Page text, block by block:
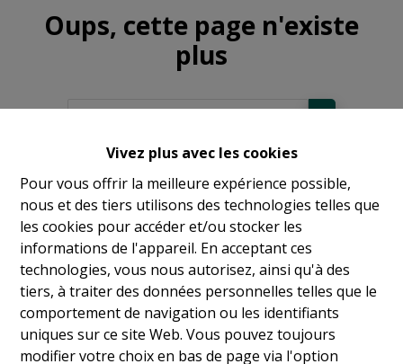
Vivez plus avec les cookies
Pour vous offrir la meilleure expérience possible,
nous et des tiers utilisons des technologies telles que
les cookies pour accéder et/ou stocker les
informations de l'appareil. En acceptant ces
technologies, vous nous autorisez, ainsi qu'à des
tiers, à traiter des données personnelles telles que le
comportement de navigation ou les identifiants
uniques sur ce site Web. Vous pouvez toujours
modifier votre choix en bas de page via l'option
Oups, cette page n'existe
plus
À Vendre
À Louer